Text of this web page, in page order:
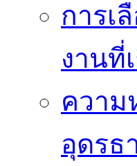
การเ
งานที่
ความ
อุดรธ